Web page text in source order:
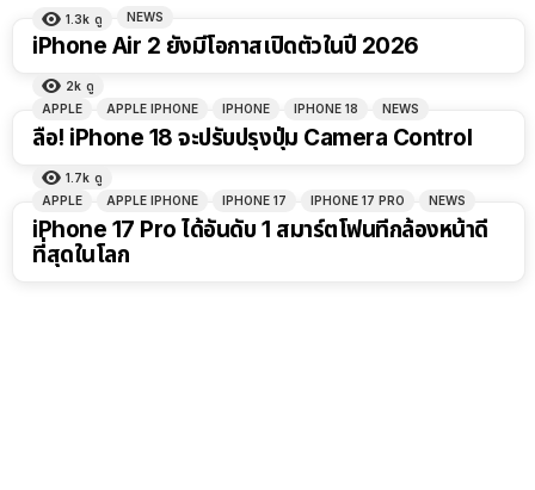
1.3k ดู NEWS
iPhone Air 2 ยังมีโอกาสเปิดตัวในปี 2026
2k ดู
APPLE
APPLE IPHONE IPHONE IPHONE 18 NEWS
ลือ! iPhone 18 จะปรับปรุงปุ่ม Camera Control
1.7k ดู
APPLE
APPLE IPHONE IPHONE 17 IPHONE 17 PRO NEWS
iPhone 17 Pro ได้อันดับ 1 สมาร์ตโฟนที่กล้องหน้าดี
ที่สุดในโลก